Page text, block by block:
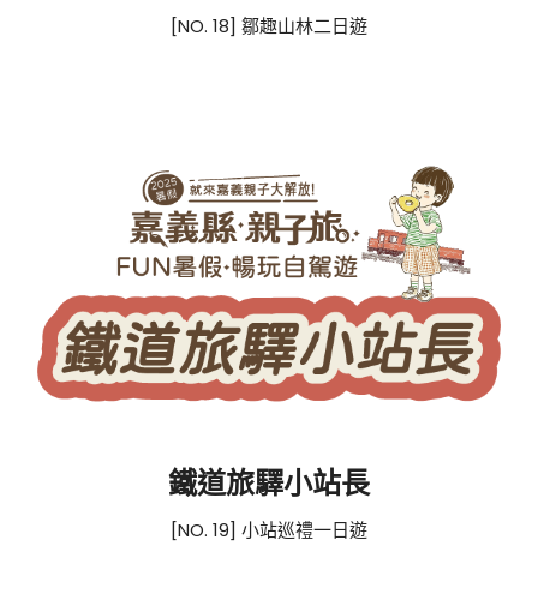
[NO. 18] 鄒趣山林二日遊
鐵道旅驛小站長
[NO. 19] 小站巡禮一日遊